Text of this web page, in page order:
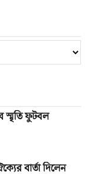
স্মৃতি ফুটবল
বার্তা দিলেন